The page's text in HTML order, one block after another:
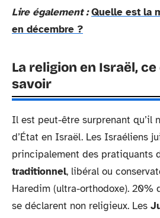
Lire également : Quelle est la
en décembre ?
La religion en Israël, ce
savoir
Il est peut-être surprenant qu’il
d’État en Israël. Les Israéliens
principalement des pratiquants
traditionnel, libéral ou
Haredim (ultra-orthodoxe). 20%
se déclarent non religieux. Les